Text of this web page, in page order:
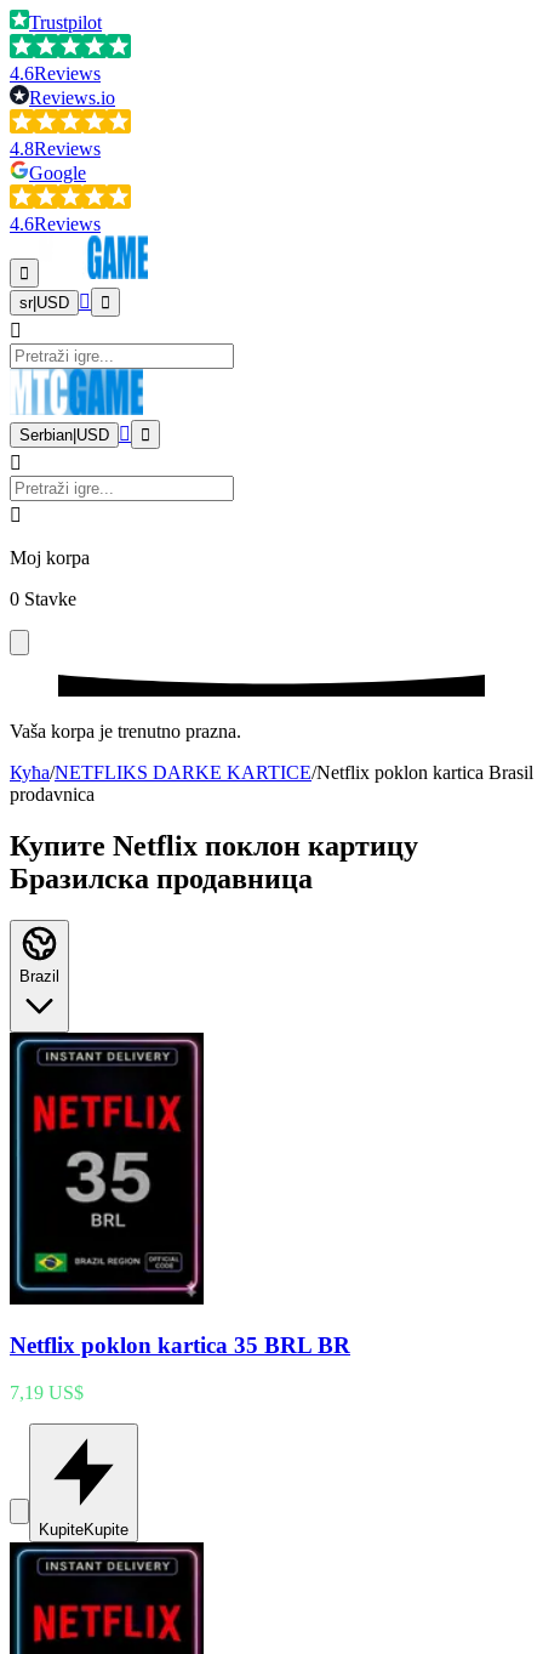
Trustpilot
4.6Reviews
Reviews.io
4.8Reviews
Google
4.6Reviews
sr| USD
Serbian USD
Moj korpa
0 Stavke
Vaša korpa je trenutno prazna.
Кућа/NETFLIKS DARKE KARTICE/Netflix poklon kartica Brasil
prodavnica
Купите Netflix поклон картицу
Бразилска продавница
Brazil
Netflix poklon kartica 35 BRL BR
7,19 US$
KupiteKupite